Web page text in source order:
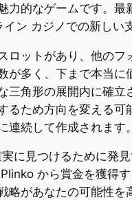
力的なゲームです。
ン カジノでの新しい
ットがあり、他の
が多く、下まで本当
三角形の展開内に確
るため方向を変える
続して作成されます。
に見つけるために発
から賞金を獲得
略があなたの可能性を